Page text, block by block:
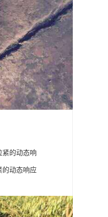
紧的动态响
的动态响应